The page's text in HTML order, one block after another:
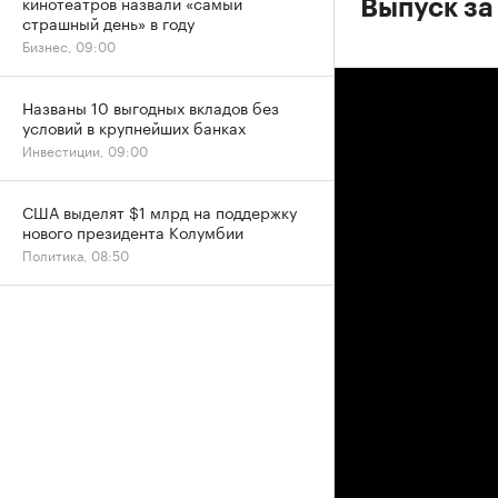
Выпуск
страшный день» в году
Бизнес, 09:00
Названы 10 выгодных вкладов без
условий в крупнейших банках
Инвестиции, 09:00
США выделят $1 млрд на поддержку
нового президента Колумбии
Политика, 08:50